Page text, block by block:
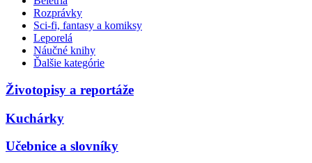
Rozprávky
Sci-fi, fantasy a komiksy
Leporelá
Náučné knihy
Ďalšie kategórie
Životopisy a reportáže
Kuchárky
Učebnice a slovníky